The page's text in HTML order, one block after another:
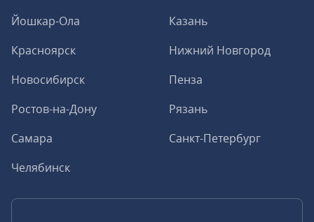
Йошкар-Ола
Казань
Красноярск
Нижний Новгород
Новосибирск
Пенза
Ростов-на-Дону
Рязань
Самара
Санкт-Петербург
Челябинск